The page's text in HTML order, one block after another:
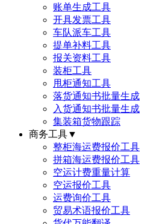
账单生成工具
开具发票工具
车队派车工具
提单补料工具
报关资料工具
装柜工具
甩柜通知工具
落货通知书批量生成
入货通知书批量生成
集装箱货物跟踪
商务工具▼
整柜海运费报价工具
拼箱海运费报价工具
空运计费重量计算
空运报价工具
运费询价工具
贸易术语报价工具